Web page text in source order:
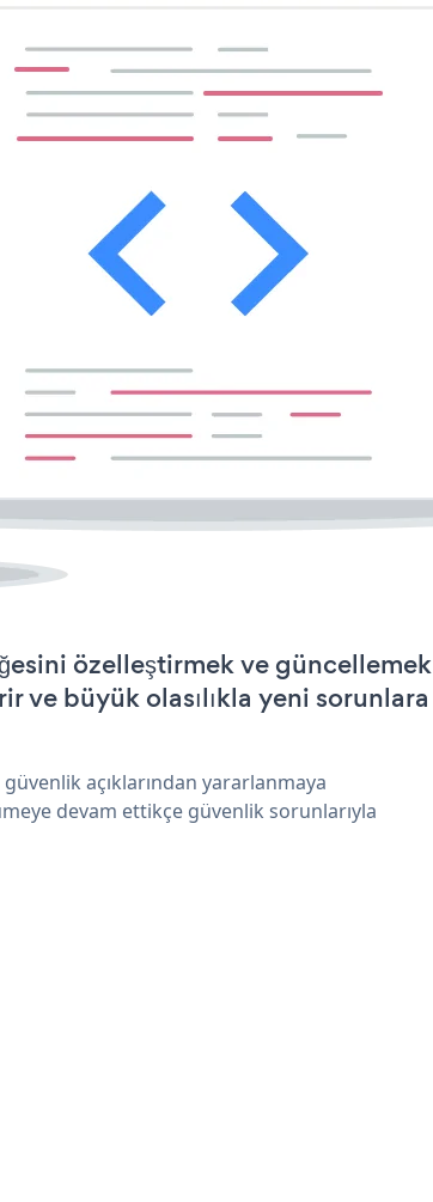
özelleştirmek ve güncellemek
ve büyük olasılıkla yeni sorunlara
açıklarından yararlanmaya
devam ettikçe güvenlik sorunlarıyla